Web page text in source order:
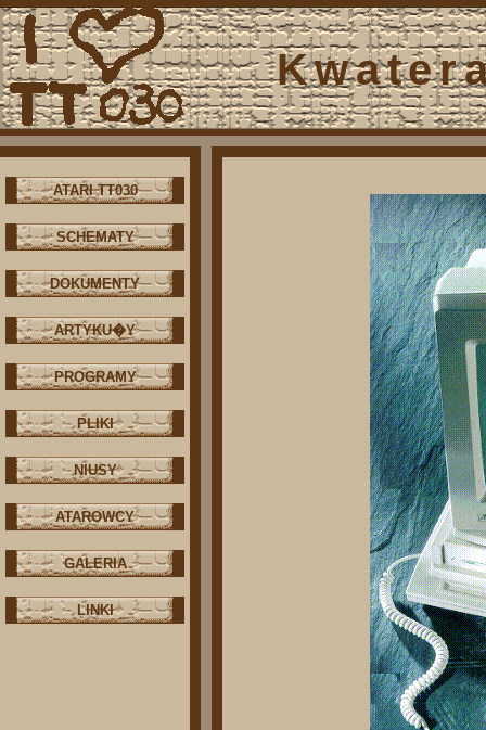
ATARI TT030
SCHEMATY
DOKUMENTY
ARTYKU�Y
PROGRAMY
PLIKI
NIUSY
ATAROWCY
GALERIA
LINKI